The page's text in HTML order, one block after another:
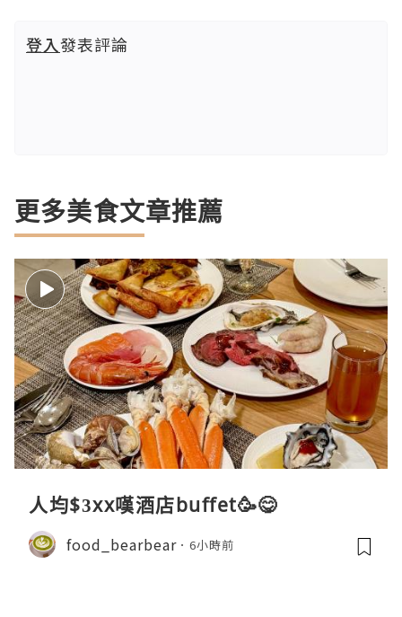
登入發表評論
更多美食文章推薦
人均$3xx嘆酒店buffet🥳😋
food_bearbear 6小時前